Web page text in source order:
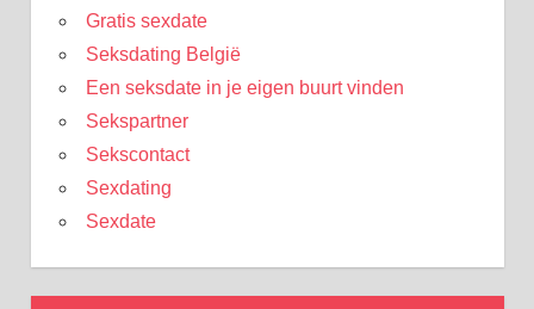
Gratis sexdate
Seksdating België
Een seksdate in je eigen buurt vinden
Sekspartner
Sekscontact
Sexdating
Sexdate